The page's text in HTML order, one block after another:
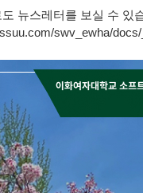
도 뉴스레터를 보실 수 있
swv_ewha/